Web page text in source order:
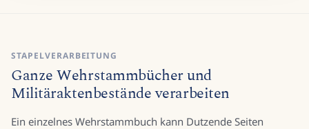
STAPELVERARBEITUNG
Ganze Wehrstammbücher und
Militäraktenbestände verarbeiten
Ein einzelnes Wehrstammbuch kann Dutzende Seiten